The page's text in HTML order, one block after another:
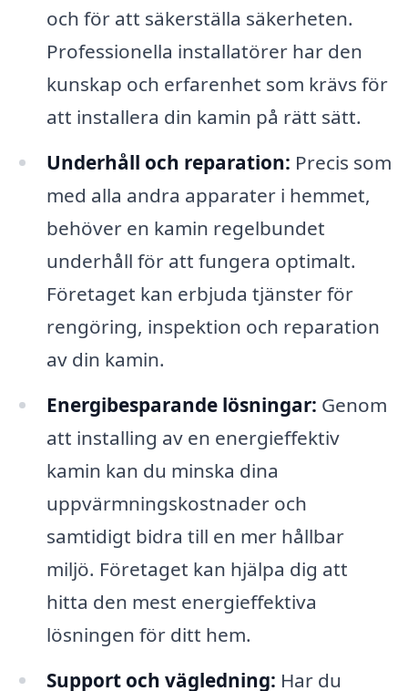
och för att säkerställa säkerheten.
Professionella installatörer har den
kunskap och erfarenhet som krävs för
att installera din kamin på rätt sätt.
Underhåll och reparation: Precis som
med alla andra apparater i hemmet,
behöver en kamin regelbundet
underhåll för att fungera optimalt.
Företaget kan erbjuda tjänster för
rengöring, inspektion och reparation
av din kamin.
Energibesparande lösningar: Genom
att installing av en energieffektiv
kamin kan du minska dina
uppvärmningskostnader och
samtidigt bidra till en mer hållbar
miljö. Företaget kan hjälpa dig att
hitta den mest energieffektiva
lösningen för ditt hem.
Support och vägledning: Har du